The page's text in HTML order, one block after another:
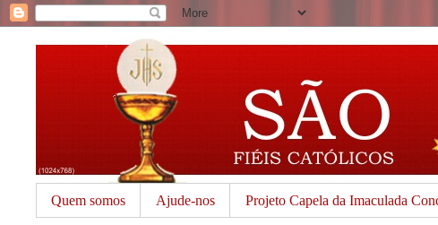
Quem somos Ajude-nos Projeto Capela da Imaculada